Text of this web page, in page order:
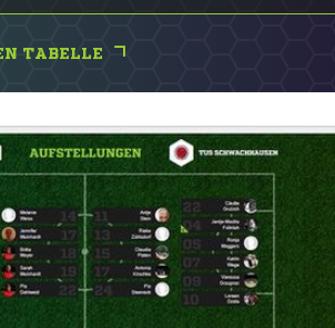
TABELLE